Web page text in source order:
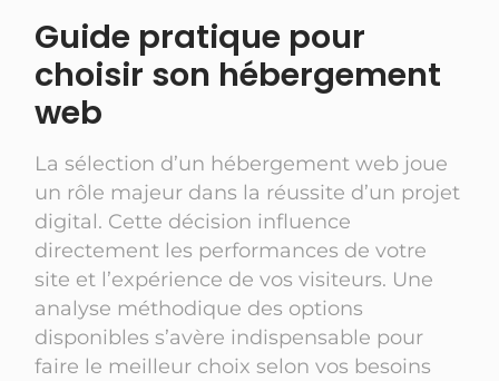
Guide pratique pour
choisir son hébergement
web
La sélection d’un hébergement web joue
un rôle majeur dans la réussite d’un projet
digital. Cette décision influence
directement les performances de votre
site et l’expérience de vos visiteurs. Une
analyse méthodique des options
disponibles s’avère indispensable pour
faire le meilleur choix selon vos besoins